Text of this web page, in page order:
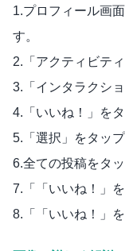
1.プロフィール画
す。
2.「アクティビテ
3.「インタラクシ
4.「いいね！」をタ
5.「選択」をタップ
6.全ての投稿をタ
7.「「いいね！」
8.「「いいね！」